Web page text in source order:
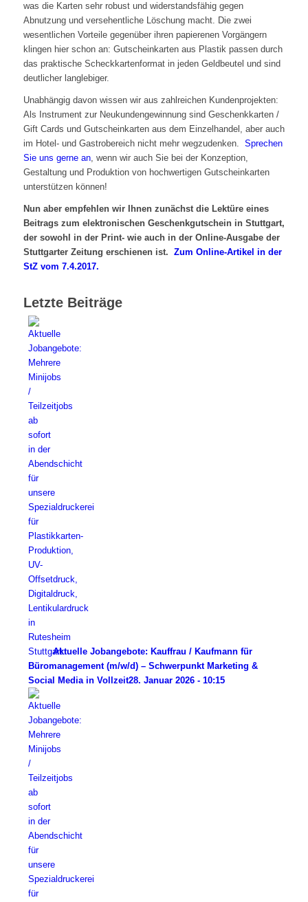
was die Karten sehr robust und widerstandsfähig gegen
Abnutzung und versehentliche Löschung macht. Die zwei
wesentlichen Vorteile gegenüber ihren papierenen Vorgängern
klingen hier schon an: Gutscheinkarten aus Plastik passen durch
das praktische Scheckkartenformat in jeden Geldbeutel und sind
deutlicher langlebiger.
Unabhängig davon wissen wir aus zahlreichen Kundenprojekten:
Als Instrument zur Neukundengewinnung sind Geschenkkarten /
Gift Cards und Gutscheinkarten aus dem Einzelhandel, aber auch
im Hotel- und Gastrobereich nicht mehr wegzudenken. Sprechen
Sie uns gerne an, wenn wir auch Sie bei der Konzeption,
Gestaltung und Produktion von hochwertigen Gutscheinkarten
unterstützen können!
Nun aber empfehlen wir Ihnen zunächst die Lektüre eines
Beitrags zum elektronischen Geschenkgutschein in Stuttgart,
der sowohl in der Print- wie auch in der Online-Ausgabe der
Stuttgarter Zeitung erschienen ist. Zum Online-Artikel in der
StZ vom 7.4.2017.
Letzte Beiträge
Aktuelle Jobangebote: Kauffrau / Kaufmann für
Büromanagement (m/w/d) – Schwerpunkt Marketing &
Social Media in Vollzeit28. Januar 2026 - 10:15